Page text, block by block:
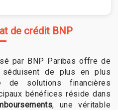
de crédit BNP
par BNP Paribas offre de
séduisent de plus en plus
de solutions financières
bénéfices réside dans
, une véritable